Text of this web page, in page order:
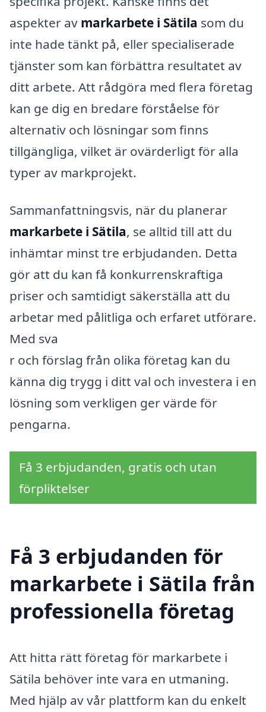
aspekter av markarbete i Sätila som du
inte hade tänkt på, eller specialiserade
tjänster som kan förbättra resultatet av
ditt arbete. Att rådgöra med flera företag
kan ge dig en bredare förståelse för
alternativ och lösningar som finns
tillgängliga, vilket är ovärderligt för alla
typer av markprojekt.
Sammanfattningsvis, när du planerar
markarbete i Sätila, se alltid till att du
inhämtar minst tre erbjudanden. Detta
gör att du kan få konkurrenskraftiga
priser och samtidigt säkerställa att du
arbetar med pålitliga och erfaret utförare.
Med sva
r och förslag från olika företag kan du
känna dig trygg i ditt val och investera i en
lösning som verkligen ger värde för
pengarna.
Få 3 erbjudanden, gratis och utan
förpliktelser
Få 3 erbjudanden för
markarbete i Sätila från
professionella företag
Att hitta rätt företag för markarbete i
Sätila behöver inte vara en utmaning.
Med hjälp av vår plattform kan du enkelt